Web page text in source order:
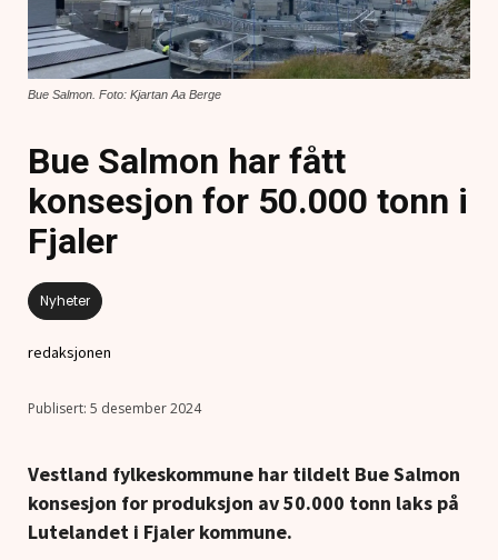
Bue Salmon. Foto: Kjartan Aa Berge
Bue Salmon har fått
konsesjon for 50.000 tonn i
Fjaler
Nyheter
redaksjonen
5 desember 2024
Vestland fylkeskommune har tildelt Bue Salmon
konsesjon for produksjon av 50.000 tonn laks på
Lutelandet i Fjaler kommune.